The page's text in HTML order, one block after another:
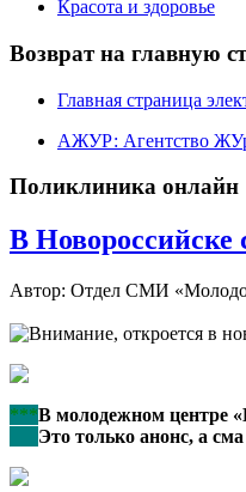
Красота и здоровье
Возврат на главную
Главная страница
АЖУР: Агентство
Поликлиника онлайн
В Новороссийске
Автор: Отдел СМИ
***В молодежном центре
Это только анонс, а